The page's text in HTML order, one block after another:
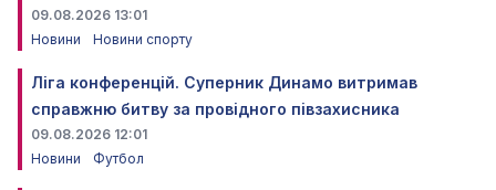
09.08.2026 13:01
Новини
Новини спорту
Ліга конференцій. Суперник Динамо витримав
справжню битву за провідного півзахисника
09.08.2026 12:01
Новини
Футбол